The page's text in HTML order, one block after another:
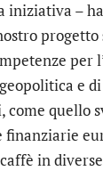
iniziativa –
progetto
per
e
come quello
finanziarie
in